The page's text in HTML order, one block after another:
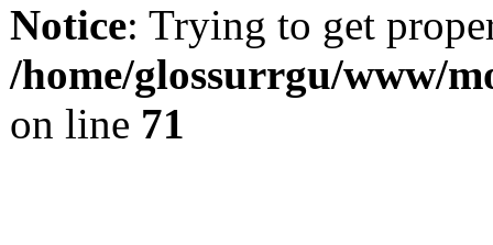
Notice: Trying to get
/home/glossurrgu/www/
on line 71